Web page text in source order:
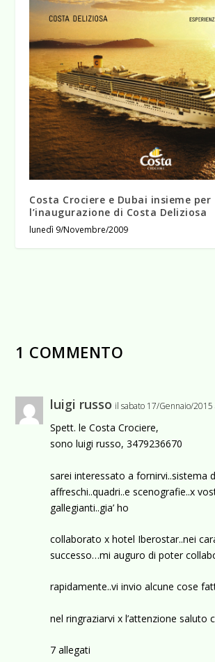
Costa Crociere e Dubai insieme per
l’inaugurazione di Costa Deliziosa
lunedì 9/Novembre/2009
1 COMMENTO
luigi russo il sabato 17/Gennaio/
Spett. le Costa Crociere,
sono luigi russo, 3479236670
sarei interessato a fornirvi..sistema
affreschi..quadri..e scenografie..x
gallegianti..gia’ ho
collaborato x hotel Iberostar..nei
successo…mi auguro di poter
rapidamente..vi invio alcune cose
nel ringraziarvi x l’attenzione saluto
7 allegati